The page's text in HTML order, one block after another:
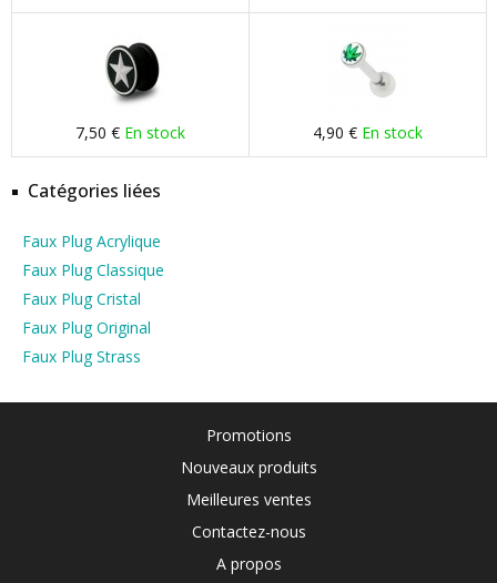
7,50 € En stock 4,90 € En stock
Catégories liées
Faux Plug Acrylique
Faux Plug Classique
Faux Plug Cristal
Faux Plug Original
Faux Plug Strass
Promotions
Nouveaux produits
Meilleures ventes
Contactez-nous
A propos